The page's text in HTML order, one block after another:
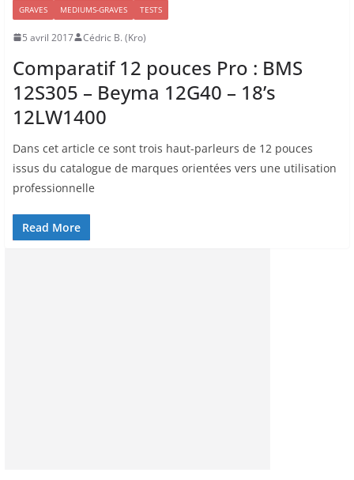
GRAVES MEDIUMS-GRAVES TESTS
5 avril 2017 Cédric B. (Kro)
Comparatif 12 pouces Pro : BMS
12S305 – Beyma 12G40 – 18’s
12LW1400
Dans cet article ce sont trois haut-parleurs de 12 pouces
issus du catalogue de marques orientées vers une utilisation
professionnelle
Read More